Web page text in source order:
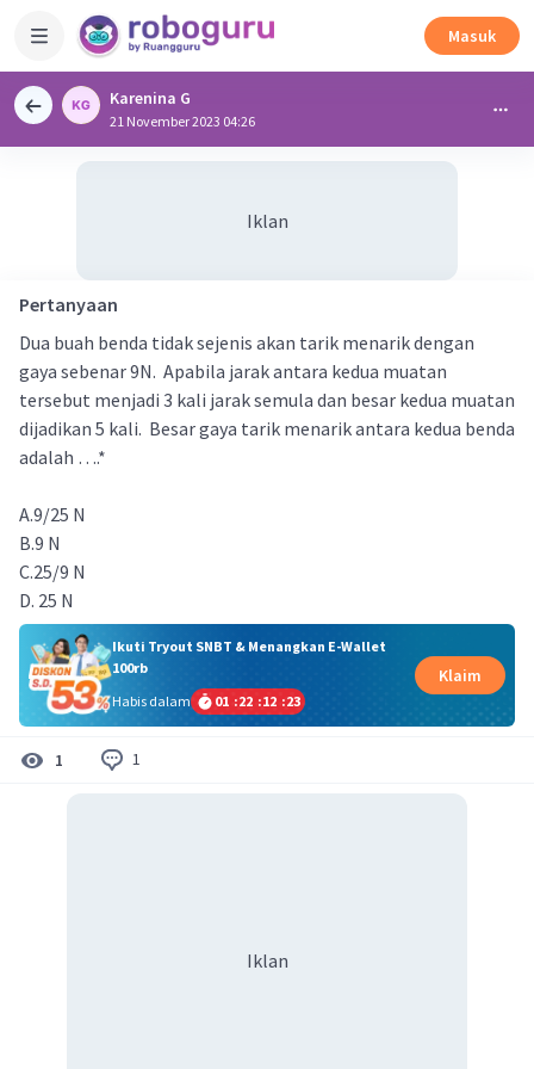
Masuk
Karenina G
21 November 2023 04:26
Iklan
Pertanyaan
Dua buah benda tidak sejenis akan tarik menarik dengan
gaya sebenar 9N. Apabila jarak antara kedua muatan
tersebut menjadi 3 kali jarak semula dan besar kedua muatan
dijadikan 5 kali. Besar gaya tarik menarik antara kedua benda
adalah ….*
A.9/25 N
B.9 N
C.25/9 N
D. 25 N
Ikuti Tryout SNBT & Menangkan E-Wallet
100rb
Habis dalam
01 :22 :12 :22
Klaim
1 1
Iklan